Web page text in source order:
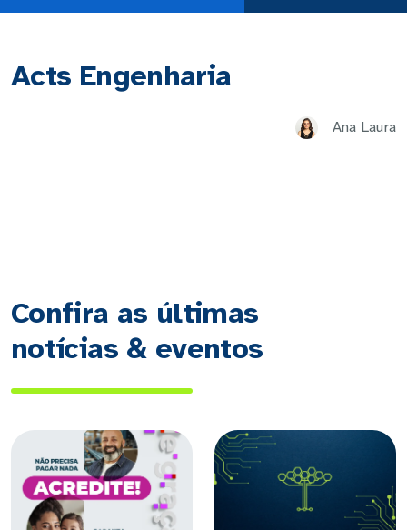
Acts Engenharia
Ana Laura
Confira as últimas
notícias & eventos